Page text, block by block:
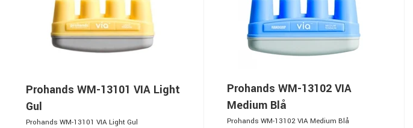
Prohands WM-13101 VIA Light
Gul
Prohands WM-13101 VIA Light Gul
Prohands WM-13102 VIA
Medium Blå
Prohands WM-13102 VIA Medium Blå